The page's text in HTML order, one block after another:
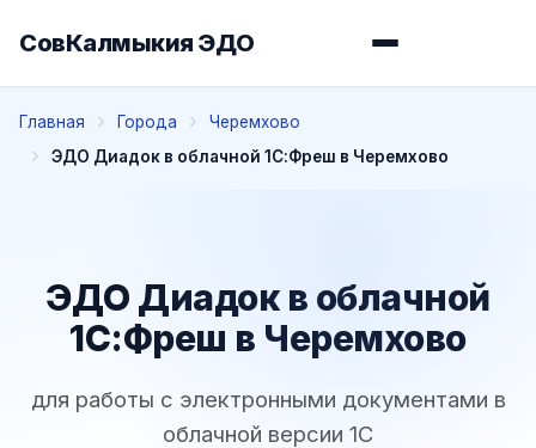
СовКалмыкия ЭДО
Главная Города
Черемхово
ЭДО Диадок в облачной 1С:Фреш в Черемхово
ЭДО Диадок в облачной
1С:Фреш в Черемхово
для работы с электронными документами в
облачной версии 1С